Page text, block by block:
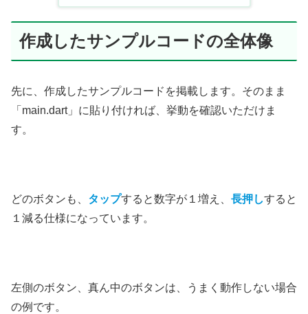
作成したサンプルコードの全体像
先に、作成したサンプルコードを掲載します。そのまま
「main.dart」に貼り付ければ、挙動を確認いただけま
す。
どのボタンも、 タップすると数字が１増え、 長押しすると
１減る仕様になっています。
左側のボタン、真ん中のボタンは、うまく動作しない場合
の例です。